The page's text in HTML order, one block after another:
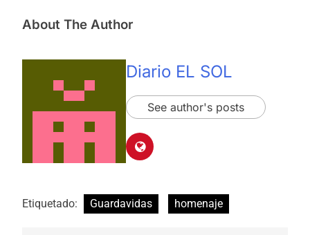
About The Author
Diario EL SOL
See author's posts
Etiquetado: Guardavidas homenaje